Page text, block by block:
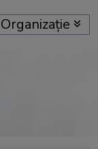
Organizație